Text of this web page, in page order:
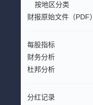
按地区分类
财报原始文件（PDF）
每股指标
财务分析
杜邦分析
分红记录